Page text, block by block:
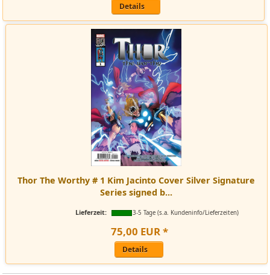
Details
Thor The Worthy # 1 Kim Jacinto Cover Silver Signature
Series signed b...
Lieferzeit: 3-5 Tage (s.a. Kundeninfo/Lieferzeiten)
75,00 EUR*
Details